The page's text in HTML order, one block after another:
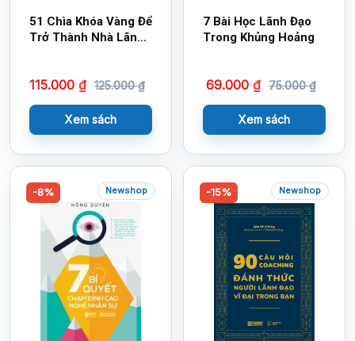
51 Chìa Khóa Vàng Để
Trở Thành Nhà Lãnh
115.000₫ 125.000₫
Xem sách
7 Bài Học Lãnh Đạo
Trong Khủng Hoảng
69.000 ₫ 75.000₫
Xem sách
-8% Newshop -15% Newshop